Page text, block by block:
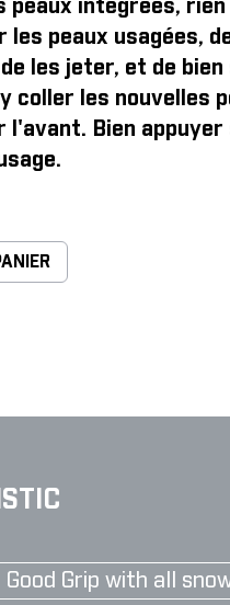
peaux intégrées,
peaux usagées,
les jeter, et de
coller les nouvelles
l'avant. Bien
Good Grip with all